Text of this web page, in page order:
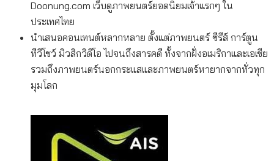
Doonung.com เว็บดูภาพยนตร์ยอดนิยมเจ้าแรกๆ ใน
ประเทศไทย
นำเสนอคอนเทนต์หลากหลาย ตั้งแต่ภาพยนตร์ ซีรีส์ การ์ตูน
ทีวีโชว์ มิวสิกวิดีโอ ไปจนถึงสารคดี ทั้งจากฝั่งอเมริกาและเอเชีย
รวมถึงภาพยนตร์นอกกระแสและภาพยนตร์หายากจากทั่วทุก
มุมโลก